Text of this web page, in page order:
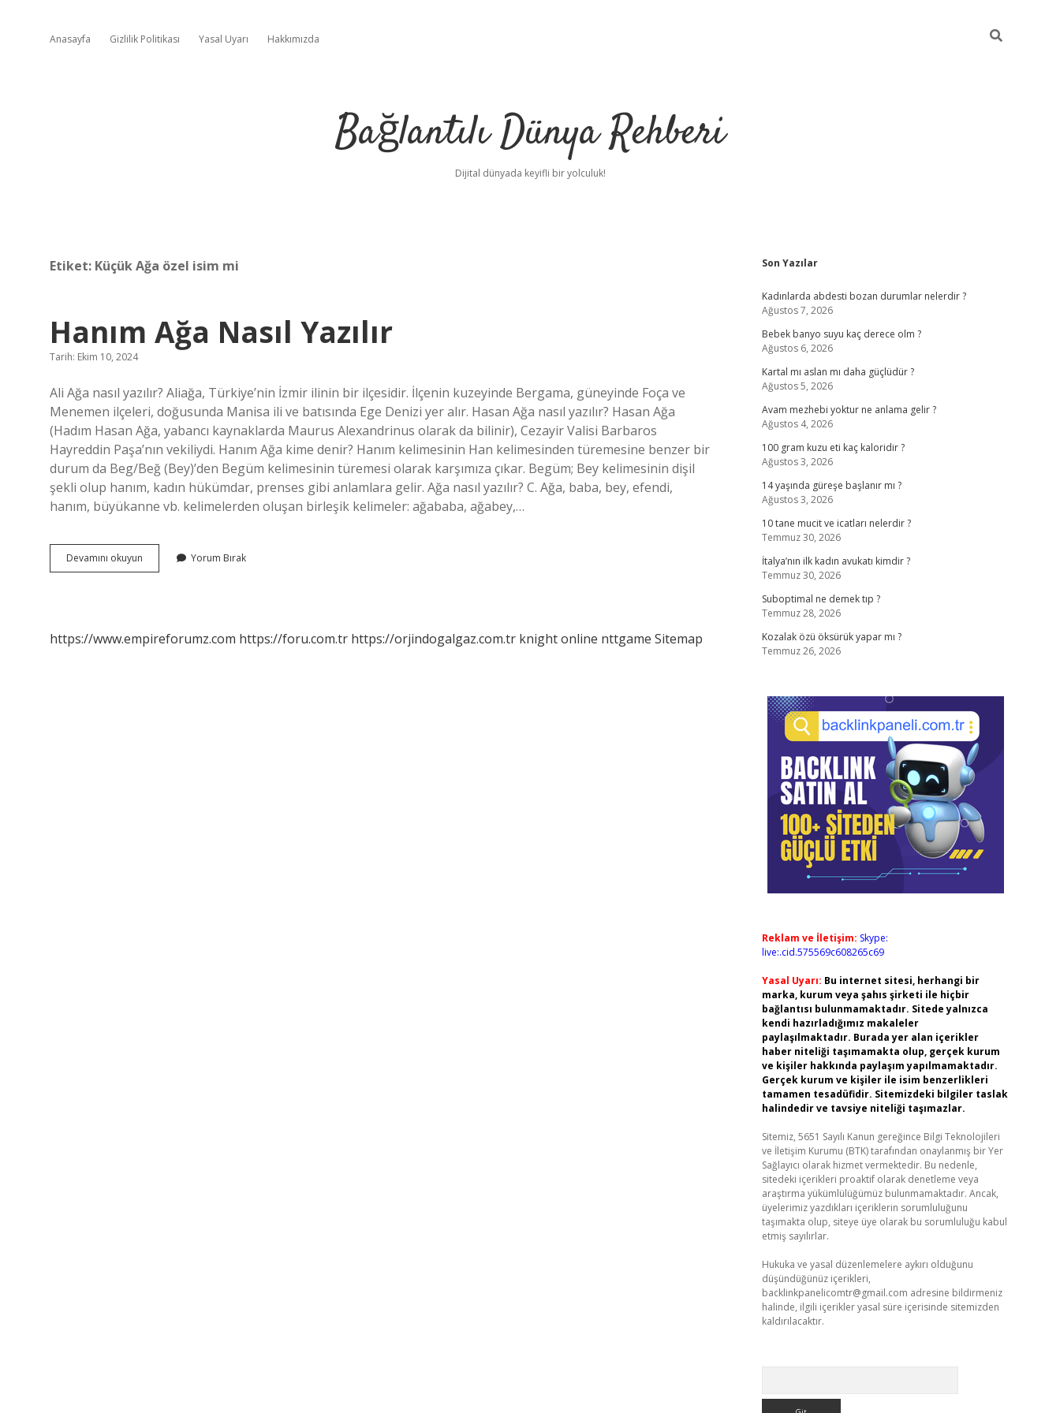
Anasayfa Gizlilik Politikası Yasal Uyarı Hakkımızda
Bağlantılı Dünya Rehberi
Dijital dünyada keyifli bir yolculuk!
Etiket: Küçük Ağa özel isim mi
Hanım Ağa Nasıl Yazılır
Tarih: Ekim 10, 2024
Ali Ağa nasıl yazılır? Aliağa, Türkiye’nin İzmir ilinin bir ilçesidir. İlçenin kuzeyinde Bergama, güneyinde Foça ve
Menemen ilçeleri, doğusunda Manisa ili ve batısında Ege Denizi yer alır. Hasan Ağa nasıl yazılır? Hasan Ağa
(Hadım Hasan Ağa, yabancı kaynaklarda Maurus Alexandrinus olarak da bilinir), Cezayir Valisi Barbaros
Hayreddin Paşa’nın vekiliydi. Hanım Ağa kime denir? Hanım kelimesinin Han kelimesinden türemesine benzer bir
durum da Beg/Beğ (Bey)’den Begüm kelimesinin türemesi olarak karşımıza çıkar. Begüm; Bey kelimesinin dişil
şekli olup hanım, kadın hükümdar, prenses gibi anlamlara gelir. Ağa nasıl yazılır? C. Ağa, baba, bey, efendi,
hanım, büyükanne vb. kelimelerden oluşan birleşik kelimeler: ağababa, ağabey,…
Devamını okuyun
Ağa
Yorum Bırak
https://www.empireforumz.com https://foru.com.tr https://orjindogalgaz.com.tr knight online nttgame Sitemap
Sidebar
Son Yazılar
Kadınlarda abdesti bozan durumlar nelerdir ?
Ağustos 7, 2026
Bebek banyo suyu kaç derece olm ?
Ağustos 6, 2026
Kartal mı aslan mı daha güçlüdür ?
Ağustos 5, 2026
Avam mezhebi yoktur ne anlama gelir ?
Ağustos 4, 2026
100 gram kuzu eti kaç kaloridir ?
Ağustos 3, 2026
14 yaşında güreşe başlanır mı ?
Ağustos 3, 2026
10 tane mucit ve icatları nelerdir ?
Temmuz 30, 2026
İtalya’nın ilk kadın avukatı kimdir ?
Temmuz 30, 2026
Suboptimal ne demek tıp ?
Temmuz 28, 2026
Kozalak özü öksürük yapar mı ?
Temmuz 26, 2026
Reklam ve İletişim: Skype:
live:.cid.575569c608265c69
Yasal Uyarı: Bu internet sitesi, herhangi bir
marka, kurum veya şahıs şirketi ile hiçbir
bağlantısı bulunmamaktadır. Sitede yalnızca
kendi hazırladığımız makaleler
paylaşılmaktadır. Burada yer alan içerikler
haber niteliği taşımamakta olup, gerçek kurum
ve kişiler hakkında paylaşım yapılmamaktadır.
Gerçek kurum ve kişiler ile isim benzerlikleri
tamamen tesadüfidir. Sitemizdeki bilgiler taslak
halindedir ve tavsiye niteliği taşımazlar.
Sitemiz, 5651 Sayılı Kanun gereğince Bilgi Teknolojileri
ve İletişim Kurumu (BTK) tarafından onaylanmış bir Yer
Sağlayıcı olarak hizmet vermektedir. Bu nedenle,
sitedeki içerikleri proaktif olarak denetleme veya
araştırma yükümlülüğümüz bulunmamaktadır. Ancak,
üyelerimiz yazdıkları içeriklerin sorumluluğunu
taşımakta olup, siteye üye olarak bu sorumluluğu kabul
etmiş sayılırlar.
Hukuka ve yasal düzenlemelere aykırı olduğunu
düşündüğünüz içerikleri,
backlinkpanelicomtr@gmail.com adresine bildirmeniz
halinde, ilgili içerikler yasal süre içerisinde sitemizden
kaldırılacaktır.
deneme bonusu veren bahis siteleri